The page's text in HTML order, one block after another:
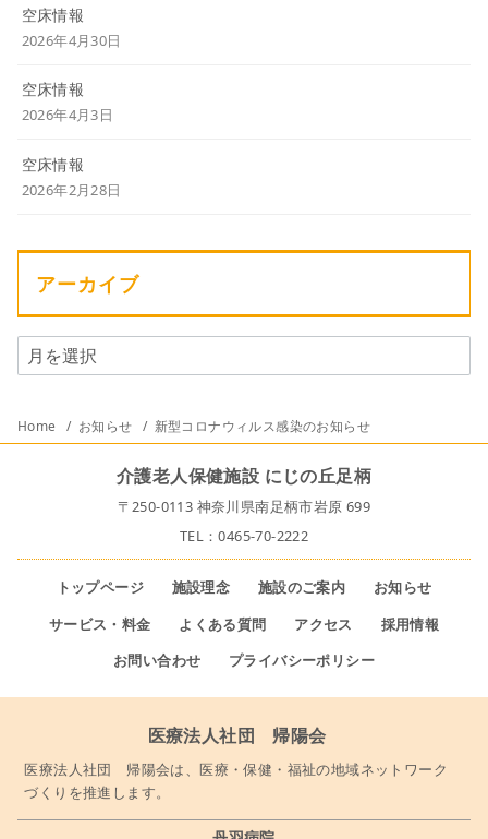
空床情報
2026年4月30日
空床情報
2026年4月3日
空床情報
2026年2月28日
アーカイブ
Home お知らせ 新型コロナウィルス感染のお知らせ
介護老人保健施設 にじの丘足柄
〒250-0113 神奈川県南足柄市岩原 699
TEL：0465-70-2222
トップページ 施設理念 施設のご案内
お知らせ
サービス・料金
よくある質問 アクセス
採用情報
お問い合わせ
プライバシーポリシー
医療法人社団 帰陽会
医療法人社団 帰陽会は、医療・保健・福祉の地域ネットワーク
づくりを推進します。